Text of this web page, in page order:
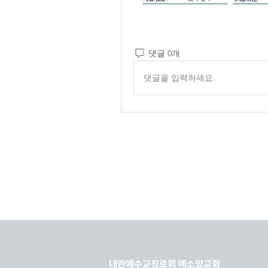
댓글 0개
댓글을 입력하세요.
대한예수교장로회 예소망교회